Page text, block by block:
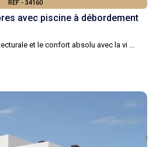
REF - 34160
avec piscine à débordement
et le confort absolu avec la vi